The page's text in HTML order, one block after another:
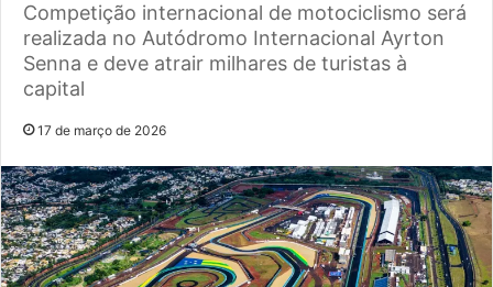
Competição internacional de motociclismo será
realizada no Autódromo Internacional Ayrton
Senna e deve atrair milhares de turistas à
capital
17 de março de 2026